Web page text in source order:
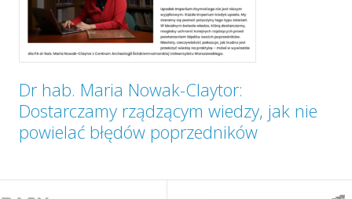
Dr hab. Maria Nowak-Claytor:
Dostarczamy rządzącym wiedzy, jak nie
powielać błędów poprzedników